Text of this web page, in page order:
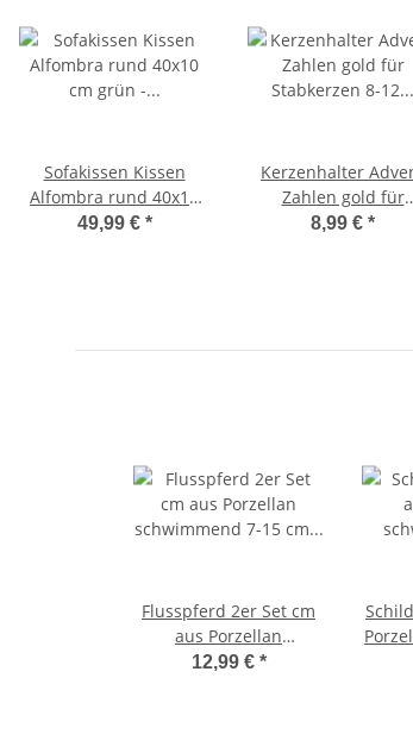
Sofakissen Kissen
Alfombra rund 40x10
cm grün - Dekokissen
Geschenkidee
49,99 € *
Kerzenhalter
Zahlen gold für
Stabkerzen 8-12 cm
Weihnachten,
8,99 € *
Flusspferd 2er Set cm
aus Porzellan
schwimmend 7-15 cm
12,99 € *
als